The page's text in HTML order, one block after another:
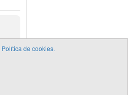
Política de cookies.